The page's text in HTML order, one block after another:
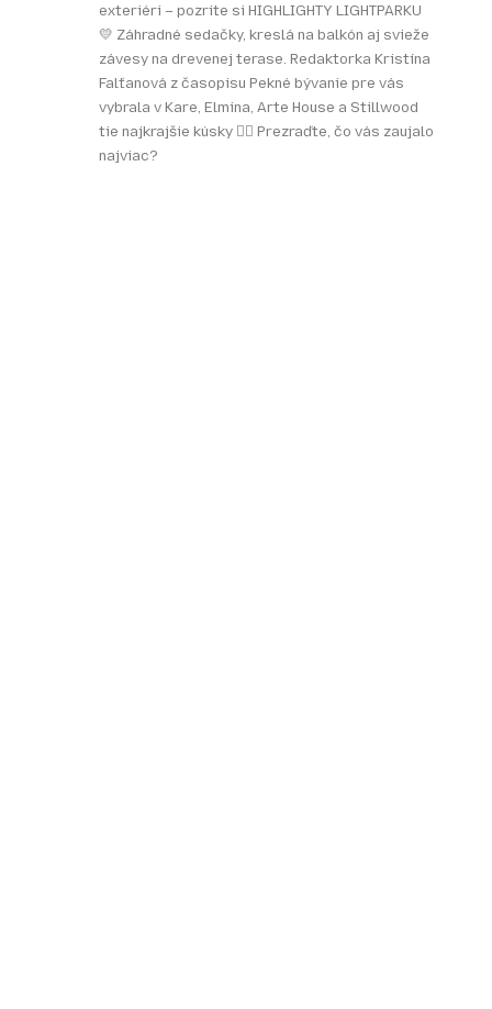
exteriéri – pozrite si HIGHLIGHTY LIGHTPARKU
💛 Záhradné sedačky, kreslá na balkón aj svieže
závesy na drevenej terase. Redaktorka Kristína
Falťanová z časopisu Pekné bývanie pre vás
vybrala v Kare, Elmina, Arte House a Stillwood
tie najkrajšie kúsky 👌🏻 Prezraďte, čo vás zaujalo
najviac?